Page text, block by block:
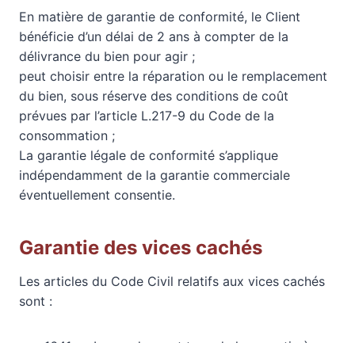
En matière de garantie de conformité, le Client
bénéficie d’un délai de 2 ans à compter de la
délivrance du bien pour agir ;
peut choisir entre la réparation ou le remplacement
du bien, sous réserve des conditions de coût
prévues par l’article L.217-9 du Code de la
consommation ;
La garantie légale de conformité s’applique
indépendamment de la garantie commerciale
éventuellement consentie.
Garantie des vices cachés
Les articles du Code Civil relatifs aux vices cachés
sont :